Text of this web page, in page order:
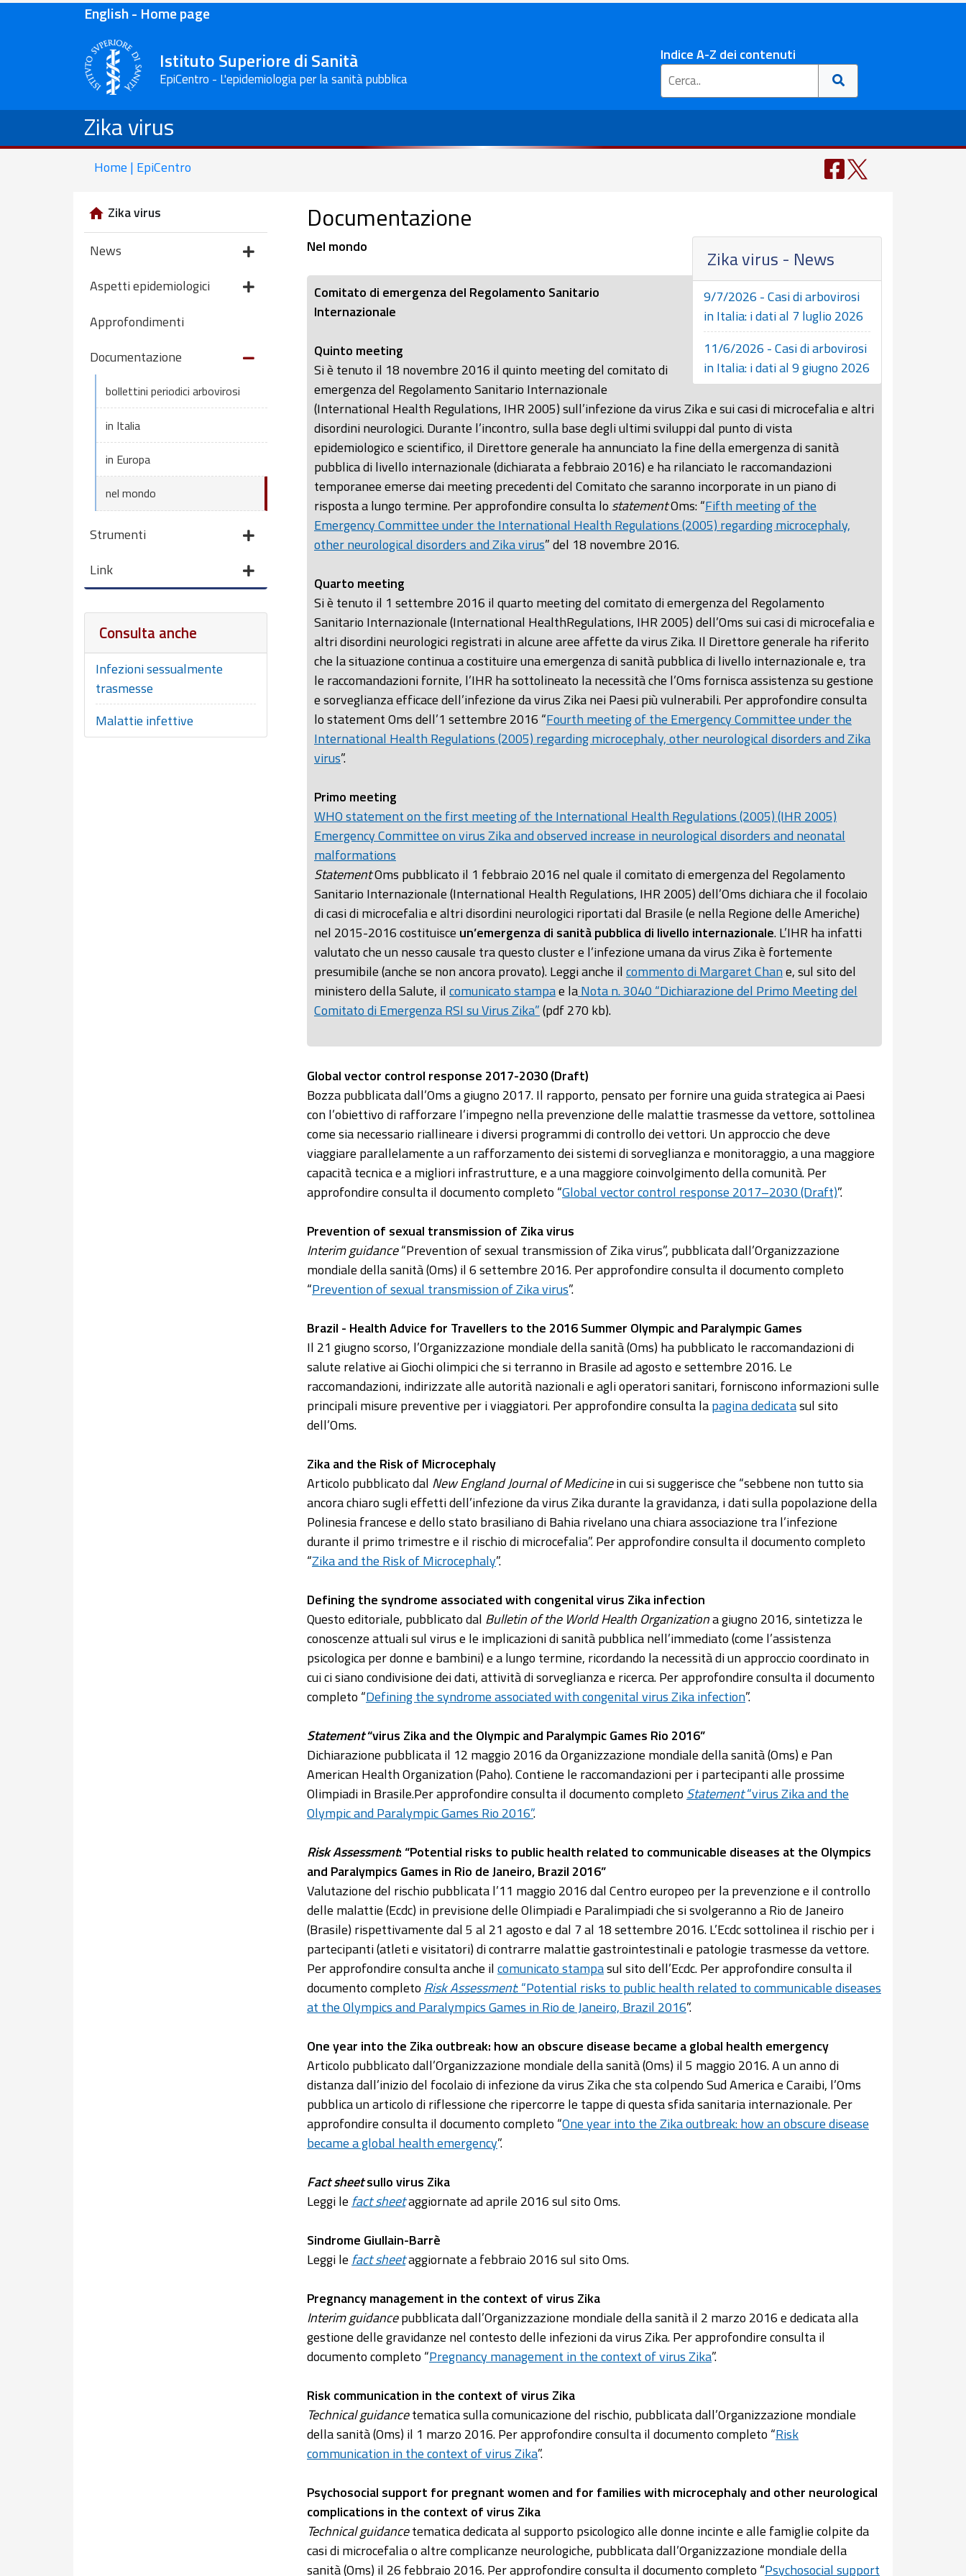
English - Home page
Istituto Superiore di Sanità
EpiCentro - L'epidemiologia per la sanità pubblica
Indice A-Z dei contenuti
Zika virus
Home | EpiCentro
Zika virus
News
Aspetti epidemiologici
Approfondimenti
Documentazione
bollettini periodici arbovirosi
in Italia
in Europa
nel mondo
Strumenti
Link
Consulta anche
Infezioni sessualmente
trasmesse
Malattie infettive
Documentazione
Zika virus - News
9/7/2026 - Casi di arbovirosi
in Italia: i dati al 7 luglio 2026
11/6/2026 - Casi di arbovirosi
in Italia: i dati al 9 giugno 2026
Nel mondo
Comitato di emergenza del Regolamento Sanitario
Internazionale
Quinto meeting
Si è tenuto il 18 novembre 2016 il quinto meeting del comitato di
emergenza del Regolamento Sanitario Internazionale
(International Health Regulations, IHR 2005) sull’infezione da virus Zika e sui casi di microcefalia e altri
disordini neurologici. Durante l’incontro, sulla base degli ultimi sviluppi dal punto di vista
epidemiologico e scientifico, il Direttore generale ha annunciato la fine della emergenza di sanità
pubblica di livello internazionale (dichiarata a febbraio 2016) e ha rilanciato le raccomandazioni
temporanee emerse dai meeting precedenti del Comitato che saranno incorporate in un piano di
risposta a lungo termine. Per approfondire consulta lo statementOms: “Fifth meeting of the
Emergency Committee under the International Health Regulations (2005) regarding microcephaly,
other neurological disorders and Zika virus” del 18 novembre 2016.
Quarto meeting
Si è tenuto il 1 settembre 2016 il quarto meeting del comitato di emergenza del Regolamento
Sanitario Internazionale (International HealthRegulations, IHR 2005) dell’Oms sui casi di microcefalia e
altri disordini neurologici registrati in alcune aree affette da virus Zika. Il Direttore generale ha riferito
che la situazione continua a costituire una emergenza di sanità pubblica di livello internazionale e, tra
le raccomandazioni fornite, l’IHR ha sottolineato la necessità che l’Oms fornisca assistenza su gestione
e sorveglianza efficace dell’infezione da virus Zika nei Paesi più vulnerabili. Per approfondire consulta
lo statement Oms dell’1 settembre 2016 “Fourth meeting of the Emergency Committee under the
International Health Regulations (2005) regarding microcephaly, other neurological disorders and Zika
virus”.
Primo meeting
WHO statement on the first meeting of the International Health Regulations (2005) (IHR 2005)
Emergency Committee on virus Zika and observed increase in neurological disorders and neonatal
malformations
StatementOms pubblicato il 1 febbraio 2016 nel quale il comitato di emergenza del Regolamento
Sanitario Internazionale (International Health Regulations, IHR 2005) dell’Oms dichiara che il focolaio
di casi di microcefalia e altri disordini neurologici riportati dal Brasile (e nella Regione delle Americhe)
nel 2015-2016 costituisce un’emergenza di sanità pubblica di livello internazionale. L’IHR ha infatti
valutato che un nesso causale tra questo cluster e l’infezione umana da virus Zika è fortemente
presumibile (anche se non ancora provato). Leggi anche ilcommento di Margaret Chane, sul sito del
ministero della Salute, ilcomunicato stampae laNota n. 3040 “Dichiarazione del Primo Meeting del
Comitato di Emergenza RSI su Virus Zika”(pdf 270 kb).
Global vector control response 2017-2030 (Draft)
Bozza pubblicata dall’Oms a giugno 2017. Il rapporto, pensato per fornire una guida strategica ai Paesi
con l’obiettivo di rafforzare l’impegno nella prevenzione delle malattie trasmesse da vettore, sottolinea
come sia necessario riallineare i diversi programmi di controllo dei vettori. Un approccio che deve
viaggiare parallelamente a un rafforzamento dei sistemi di sorveglianza e monitoraggio, a una maggiore
capacità tecnica e a migliori infrastrutture, e a una maggiore coinvolgimento della comunità. Per
approfondire consulta il documento completo “Global vector control response 2017–2030 (Draft)”.
Prevention of sexual transmission of Zika virus
Interim guidance“Prevention of sexual transmission of Zika virus”, pubblicata dall’Organizzazione
mondiale della sanità (Oms) il 6 settembre 2016. Per approfondire consulta il documento completo
“Prevention of sexual transmission of Zika virus”.
Brazil - Health Advice for Travellers to the 2016 Summer Olympic and Paralympic Games
Il 21 giugno scorso, l’Organizzazione mondiale della sanità (Oms) ha pubblicato le raccomandazioni di
salute relative ai Giochi olimpici che si terranno in Brasile ad agosto e settembre 2016. Le
raccomandazioni, indirizzate alle autorità nazionali e agli operatori sanitari, forniscono informazioni sulle
principali misure preventive per i viaggiatori. Per approfondire consulta lapagina dedicatasul sito
dell’Oms.
Zika and the Risk of Microcephaly
Articolo pubblicato dal New England Journal of Medicinein cui si suggerisce che “sebbene non tutto sia
ancora chiaro sugli effetti dell’infezione da virus Zika durante la gravidanza, i dati sulla popolazione della
Polinesia francese e dello stato brasiliano di Bahia rivelano una chiara associazione tra l’infezione
durante il primo trimestre e il rischio di microcefalia”. Per approfondire consulta il documento completo
“Zika and the Risk of Microcephaly”.
Defining the syndrome associated with congenital virus Zika infection
Questo editoriale, pubblicato dal Bulletin of the World Health Organizationa giugno 2016, sintetizza le
conoscenze attuali sul virus e le implicazioni di sanità pubblica nell’immediato (come l’assistenza
psicologica per donne e bambini) e a lungo termine, ricordando la necessità di un approccio coordinato in
cui ci siano condivisione dei dati, attività di sorveglianza e ricerca. Per approfondire consulta il documento
completo “Defining the syndrome associated with congenital virus Zika infection”.
Statement“virus Zika and the Olympic and Paralympic Games Rio 2016”
Dichiarazione pubblicata il 12 maggio 2016 da Organizzazione mondiale della sanità (Oms) e Pan
American Health Organization (Paho). Contiene le raccomandazioni per i partecipanti alle prossime
Olimpiadi in Brasile.Per approfondire consulta il documento completo Statement“virus Zika and the
Olympic and Paralympic Games Rio 2016”.
Risk Assessment: “Potential risks to public health related to communicable diseases at the Olympics
and Paralympics Games in Rio de Janeiro, Brazil 2016”
Valutazione del rischio pubblicata l’11 maggio 2016 dal Centro europeo per la prevenzione e il controllo
delle malattie (Ecdc) in previsione delle Olimpiadi e Paralimpiadi che si svolgeranno a Rio de Janeiro
(Brasile) rispettivamente dal 5 al 21 agosto e dal 7 al 18 settembre 2016. L’Ecdc sottolinea il rischio per i
partecipanti (atleti e visitatori) di contrarre malattie gastrointestinali e patologie trasmesse da vettore.
Per approfondire consulta anche ilcomunicato stampasul sito dell’Ecdc. Per approfondire consulta il
documento completo Risk Assessment: “Potential risks to public health related to communicable diseases
at the Olympics and Paralympics Games in Rio de Janeiro, Brazil 2016”.
One year into the Zika outbreak: how an obscure disease became a global health emergency
Articolo pubblicato dall’Organizzazione mondiale della sanità (Oms) il 5 maggio 2016. A un anno di
distanza dall’inizio del focolaio di infezione da virus Zika che sta colpendo Sud America e Caraibi, l’Oms
pubblica un articolo di riflessione che ripercorre le tappe di questa sfida sanitaria internazionale. Per
approfondire consulta il documento completo “One year into the Zika outbreak: how an obscure disease
became a global health emergency”.
Fact sheetsullo virus Zika
Leggi le fact sheetaggiornate ad aprile 2016 sul sito Oms.
Sindrome Giullain-Barrè
Leggi le fact sheetaggiornate a febbraio 2016 sul sito Oms.
Pregnancy management in the context of virus Zika
Interim guidancepubblicata dall’Organizzazione mondiale della sanità il 2 marzo 2016 e dedicata alla
gestione delle gravidanze nel contesto delle infezioni da virus Zika. Per approfondire consulta il
documento completo “Pregnancy management in the context of virus Zika”.
Risk communication in the context of virus Zika
Technical guidancetematica sulla comunicazione del rischio, pubblicata dall’Organizzazione mondiale
della sanità (Oms) il 1 marzo 2016. Per approfondire consulta il documento completo “Risk
communication in the context of virus Zika”.
Psychosocial support for pregnant women and for families with microcephaly and other neurological
complications in the context of virus Zika
Technical guidancetematica dedicata al supporto psicologico alle donne incinte e alle famiglie colpite da
casi di microcefalia o altre complicanze neurologiche, pubblicata dall’Organizzazione mondiale della
sanità (Oms) il 26 febbraio 2016. Per approfondire consulta il documento completo “Psychosocial support